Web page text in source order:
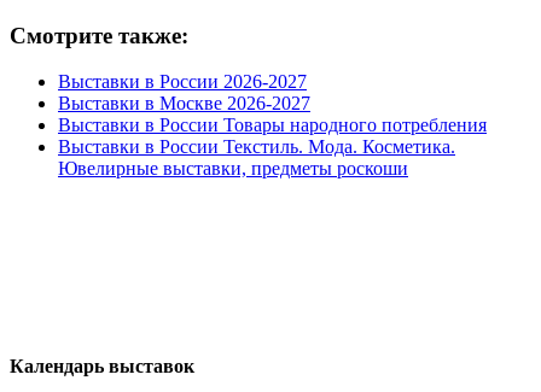
Смотрите также:
Выставки в России 2026-2027
Выставки в Москве 2026-2027
Выставки в России Товары народного потребления
Выставки в России Текстиль. Мода. Косметика.
Ювелирные выставки, предметы роскоши
Календарь выставок